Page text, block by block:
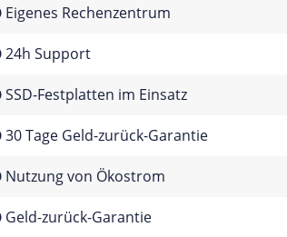
Eigenes Rechenzentrum
24h Support
SSD-Festplatten im Einsatz
30 Tage Geld-zurück-Garantie
Nutzung von Ökostrom
Geld-zurück-Garantie